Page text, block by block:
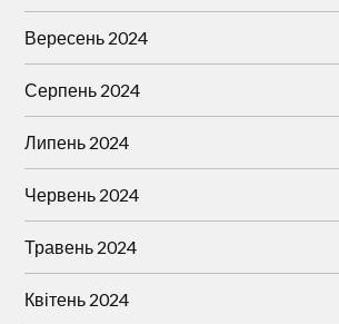
Вересень 2024
Серпень 2024
Липень 2024
Червень 2024
Травень 2024
Квітень 2024